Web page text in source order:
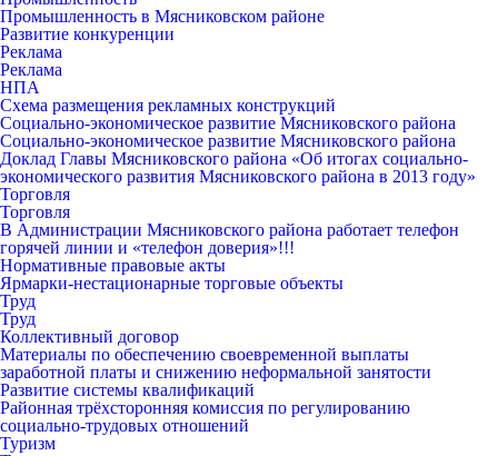
Промышленность в Мясниковском районе
Развитие конкуренции
Реклама
Реклама
НПА
Схема размещения рекламных конструкций
Социально-экономическое развитие Мясниковского района
Социально-экономическое развитие Мясниковского района
Доклад Главы Мясниковского района «Об итогах социально-
экономического развития Мясниковского района в 2013 году»
Торговля
Торговля
В Администрации Мясниковского района работает телефон
горячей линии и «телефон доверия»!!!
Нормативные правовые акты
Ярмарки-нестационарные торговые объекты
Труд
Труд
Коллективный договор
Материалы по обеспечению своевременной выплаты
заработной платы и снижению неформальной занятости
Развитие системы квалификаций
Районная трёхсторонняя комиссия по регулированию
социально-трудовых отношений
Туризм